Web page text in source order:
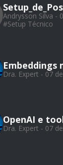
Andrysson Silva -
#Setup Técnico
Embeddings
Dra. Expert - 07
OpenAI e
Dra. Expert - 07